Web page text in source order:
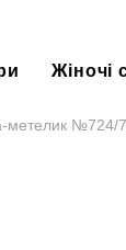
Жіночі
метелик №724/